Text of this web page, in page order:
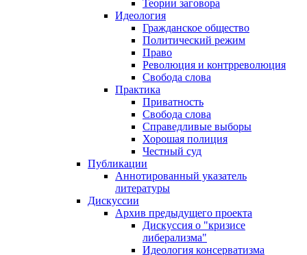
Теории заговора
Идеология
Гражданское общество
Политический режим
Право
Революция и контрреволюция
Свобода слова
Практика
Приватность
Свобода слова
Справедливые выборы
Хорошая полиция
Честный суд
Публикации
Аннотированный указатель
литературы
Дискуссии
Архив предыдущего проекта
Дискуссия о "кризисе
либерализма"
Идеология консерватизма